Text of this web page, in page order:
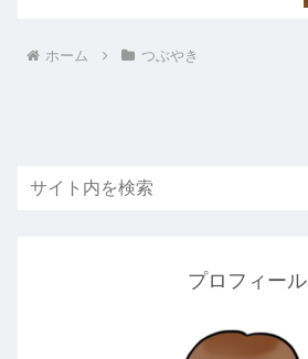
ホーム つぶやき
プロフィール